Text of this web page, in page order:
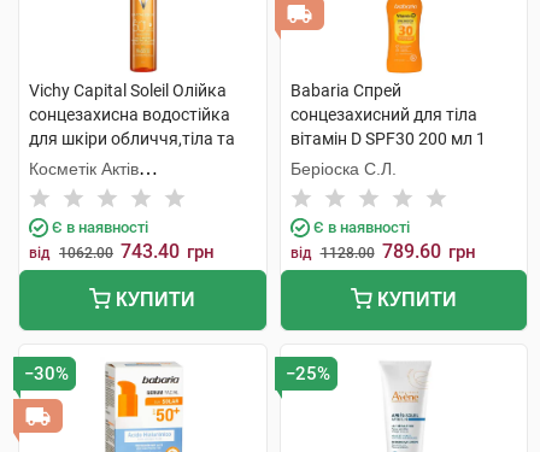
Vichy Capital Soleil Олійка
сонцезахисна водостійка
для шкіри обличчя,тіла та
волосся SPF50+ 200 мл 1
флакон
Косметік Актів
Інтернаціональ
Є в наявності
від 1062.00 743.40 грн
КУПИТИ
Babaria Спрей
сонцезахисний для тіла
вітамін D SPF30 200 мл 1
флакон
Беріоска С.Л.
Є в наявності
від 1128.00 789.60 грн
КУПИТИ
−30% −25%